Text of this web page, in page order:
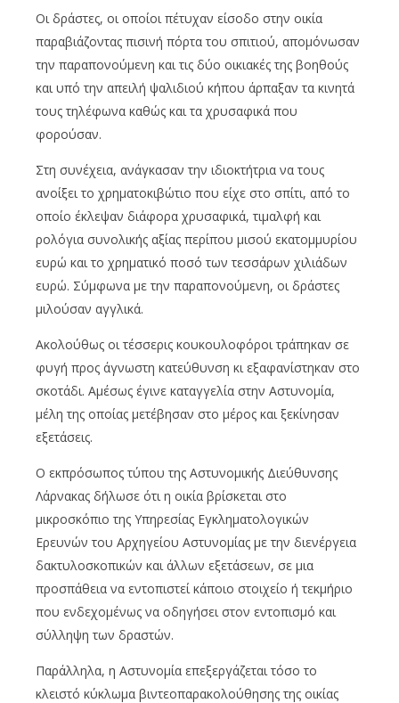
Οι δράστες, οι οποίοι πέτυχαν είσοδο στην οικία
παραβιάζοντας πισινή πόρτα του σπιτιού, απομόνωσαν
την παραπονούμενη και τις δύο οικιακές της βοηθούς
και υπό την απειλή ψαλιδιού κήπου άρπαξαν τα κινητά
τους τηλέφωνα καθώς και τα χρυσαφικά που
φορούσαν.
Στη συνέχεια, ανάγκασαν την ιδιοκτήτρια να τους
ανοίξει το χρηματοκιβώτιο που είχε στο σπίτι, από το
οποίο έκλεψαν διάφορα χρυσαφικά, τιμαλφή και
ρολόγια συνολικής αξίας περίπου μισού εκατομμυρίου
ευρώ και το χρηματικό ποσό των τεσσάρων χιλιάδων
ευρώ. Σύμφωνα με την παραπονούμενη, οι δράστες
μιλούσαν αγγλικά.
Ακολούθως οι τέσσερις κουκουλοφόροι τράπηκαν σε
φυγή προς άγνωστη κατεύθυνση κι εξαφανίστηκαν στο
σκοτάδι. Αμέσως έγινε καταγγελία στην Αστυνομία,
μέλη της οποίας μετέβησαν στο μέρος και ξεκίνησαν
εξετάσεις.
Ο εκπρόσωπος τύπου της Αστυνομικής Διεύθυνσης
Λάρνακας δήλωσε ότι η οικία βρίσκεται στο
μικροσκόπιο της Υπηρεσίας Εγκληματολογικών
Ερευνών του Αρχηγείου Αστυνομίας με την διενέργεια
δακτυλοσκοπικών και άλλων εξετάσεων, σε μια
προσπάθεια να εντοπιστεί κάποιο στοιχείο ή τεκμήριο
που ενδεχομένως να οδηγήσει στον εντοπισμό και
σύλληψη των δραστών.
Παράλληλα, η Αστυνομία επεξεργάζεται τόσο το
κλειστό κύκλωμα βιντεοπαρακολούθησης της οικίας